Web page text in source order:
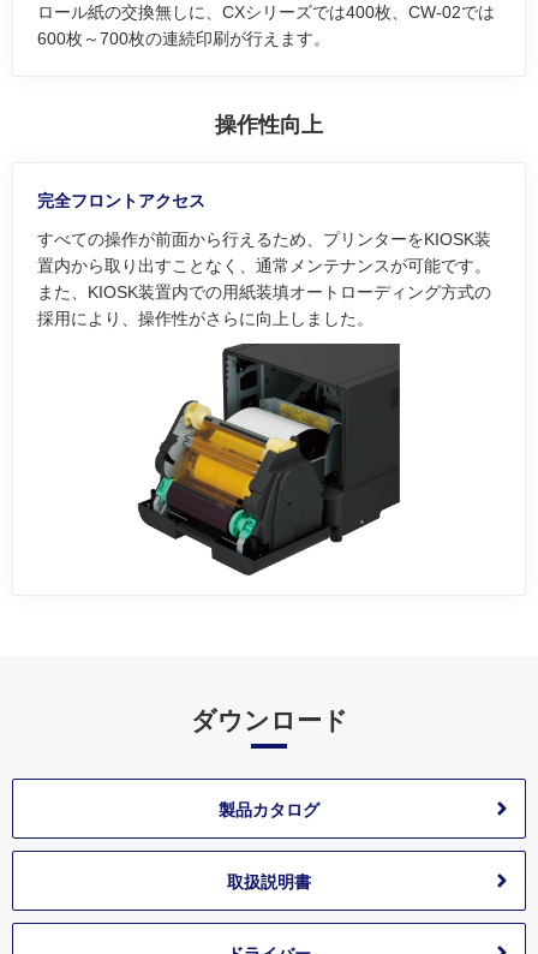
ロール紙の交換無しに、CXシリーズでは400枚、CW-02では
600枚～700枚の連続印刷が行えます。
操作性向上
完全フロントアクセス
すべての操作が前面から行えるため、プリンターをKIOSK装
置内から取り出すことなく、通常メンテナンスが可能です。
また、KIOSK装置内での用紙装填オートローディング方式の
採用により、操作性がさらに向上しました。
ダウンロード
製品カタログ
取扱説明書